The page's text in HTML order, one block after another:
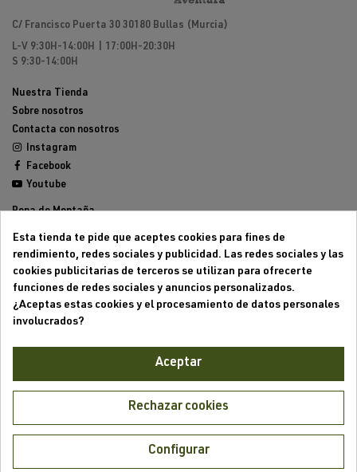
C/ Francisco Puerta 30 30180 Bullas (Murcia)
L-V 9:30H-14:00H | 17:00H-20:30H
S 9:30-14:00H
Nuestra Tienda
Sobre nosotros
Contacta con nosotros
Instagram
Facebook
Youtube
Ropa de Montaña
Mochilas de montaña
Equipamiento de Montaña
Trailrunning
Outlet
Condiciones generales de venta
Mis direcciones
Esta tienda te pide que aceptes cookies para fines de
rendimiento, redes sociales y publicidad. Las redes sociales y las
cookies publicitarias de terceros se utilizan para ofrecerte
funciones de redes sociales y anuncios personalizados.
¿Aceptas estas cookies y el procesamiento de datos personales
involucrados?
Aceptar
Rechazar cookies
Configurar